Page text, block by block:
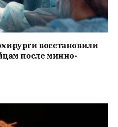
восстановили
после минно-